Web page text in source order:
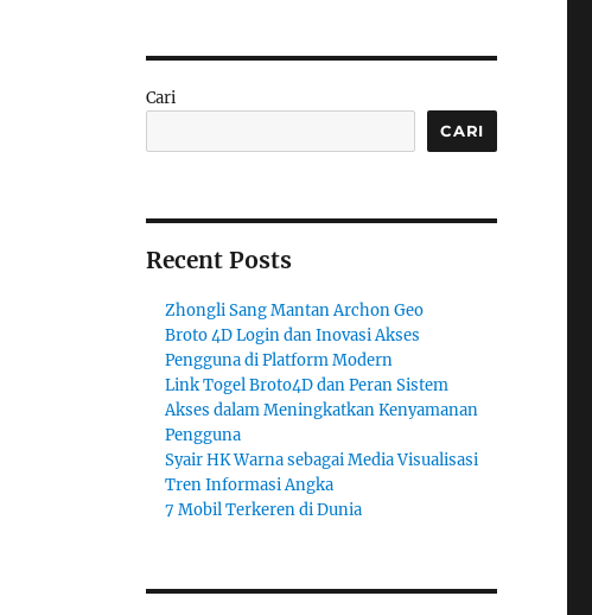
Cari
CARI
Recent Posts
Zhongli Sang Mantan Archon Geo
Broto 4D Login dan Inovasi Akses
Pengguna di Platform Modern
Link Togel Broto4D dan Peran Sistem
Akses dalam Meningkatkan Kenyamanan
Pengguna
Syair HK Warna sebagai Media Visualisasi
Tren Informasi Angka
7 Mobil Terkeren di Dunia